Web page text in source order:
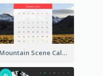
Mountain Scene Calendar